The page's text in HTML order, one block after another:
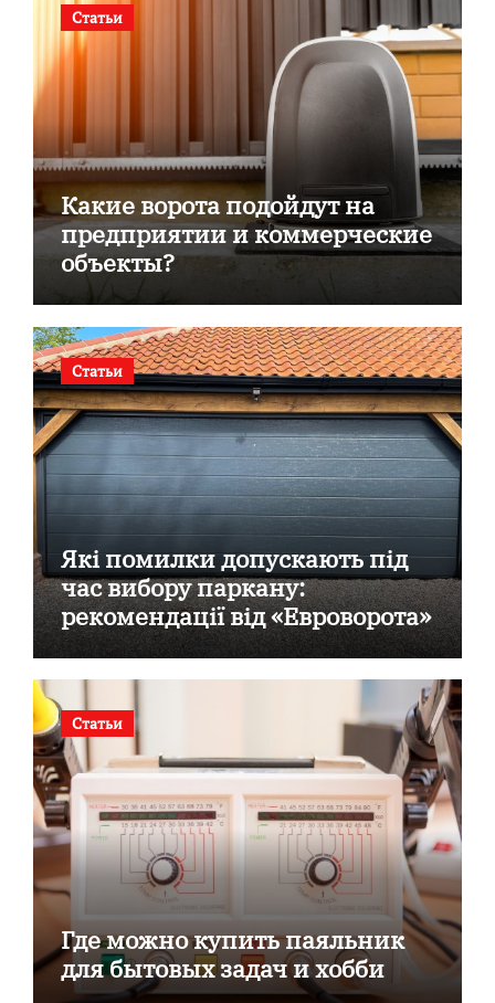
Статьи
Какие ворота подойдут на
предприятии и коммерческие
объекты?
Статьи
Які помилки допускають під
час вибору паркану:
рекомендації від «Евроворота»
Статьи
Где можно купить паяльник
для бытовых задач и хобби